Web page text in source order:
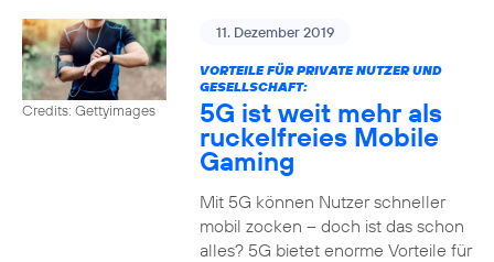
Credits: Gettyimages
11. Dezember 2019
VORTEILE FÜR PRIVATE NUTZER UND
GESELLSCHAFT:
5G ist weit mehr als
ruckelfreies Mobile
Gaming
Mit 5G können Nutzer schneller
mobil zocken – doch ist das schon
alles? 5G bietet enorme Vorteile für